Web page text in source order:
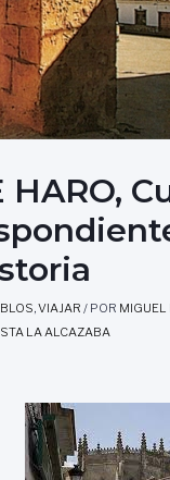
HARO,
,VIAJAR / POR MIGUEL
LA ALCAZABA